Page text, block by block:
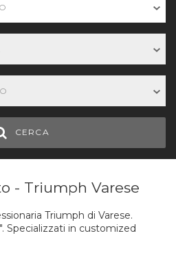
CERCA
- Triumph Varese
Triumph di Varese.
Specializzati in customized